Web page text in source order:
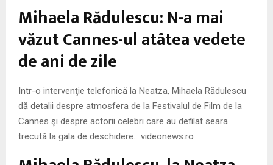
E
N
U
Mihaela Rădulescu: N-a mai
văzut Cannes-ul atâtea vedete
de ani de zile
Intr-o intervenţie telefonică la Neatza, Mihaela Rădulescu
dă detalii despre atmosfera de la Festivalul de Film de la
Cannes şi despre actorii celebri care au defilat seara
trecută la gala de deschidere….videonews.ro